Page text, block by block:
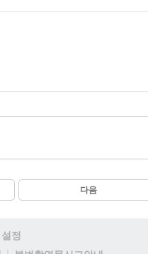
다음
설정